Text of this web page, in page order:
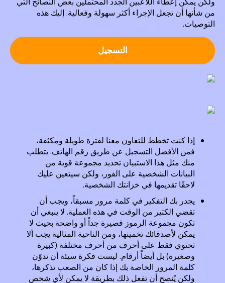
من شأنها أن تجعل الإجراء أكثر سهولة وفعالية. إليك هذه
التوصيات.
التسجيل
إذا كنت تخطط للتعاون معنا لفترة طويلة ومكثفة،
فمن الأفضل التسجيل عن طريق رقم الهاتف. يتطلب
منك مثل هذا الاستبيان تحديد مجموعة قوية من
البيانات الشخصية على الفور، ولكن سيتعين عليك
لاحقًا تقديمها في خزانتك الشخصية.
يجدر بك التفكير في كلمة مرور مسبقاً، ويجب أن
تقضي الكثير من الوقت في هذه العملية. لا ينبغي أن
تكون مجموعة الرموز قصيرة جداً أو واضحة بحيث لا
يمكن لأصدقائك تخمينها، ومن الناحية المثالية يجب ألا
تحتوي فقط على أحرف من أحرف مختلفة (كبيرة
وصغيرة) بل أيضاً أرقام. ليست فكرة سيئة أن تدوّن
كلمة المرور الخاصة بك إذا كان من الصعب تذكرها،
ولكن يُنصح أن تفعل ذلك بطريقة لا يمكن لأي شخص